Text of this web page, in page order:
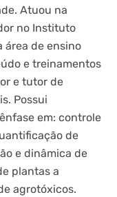
Atuou na
no Instituto
área de ensino
e treinamentos
e tutor de
Possui
em: controle
de
e dinâmica de
plantas a
agrotóxicos.